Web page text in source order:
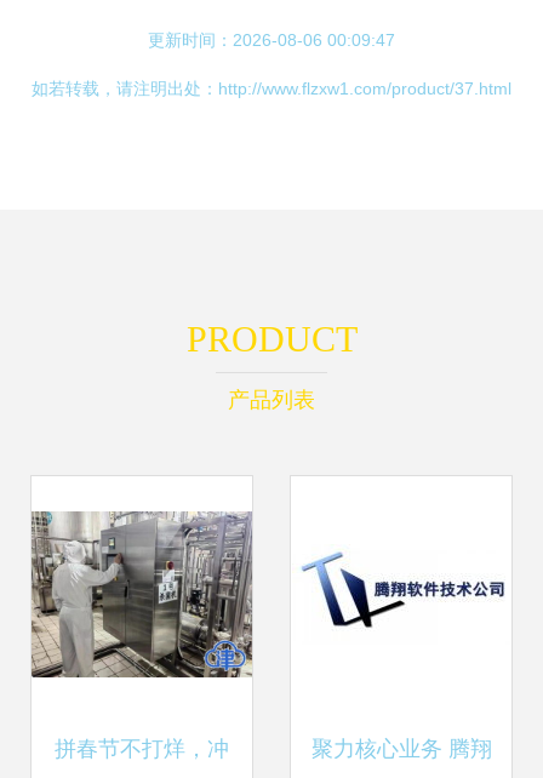
更新时间：2026-08-06 00:09:47
如若转载，请注明出处：http://www.flzxw1.com/product/37.html
PRODUCT
产品列表
拼春节不打烊，冲 聚力核心业务 腾翔